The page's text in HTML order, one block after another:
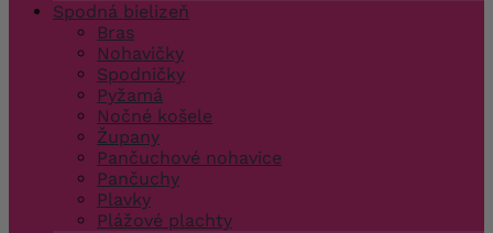
Spodná bielizeň
Bras
Nohavičky
Spodničky
Pyžamá
Nočné košele
Župany
Pančuchové nohavice
Pančuchy
Plavky
Plážové plachty